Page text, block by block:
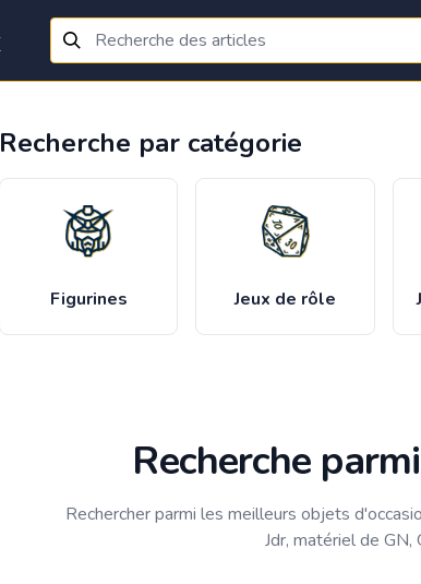
Recherche par catégorie
Figurines Jeux de rôle
Recherche
Rechercher parmi les meilleurs objets
Jdr, matériel de